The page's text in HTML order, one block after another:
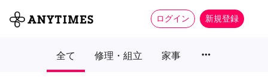
ログイン 新規登録
全て 修理・組立 家事 more_horiz